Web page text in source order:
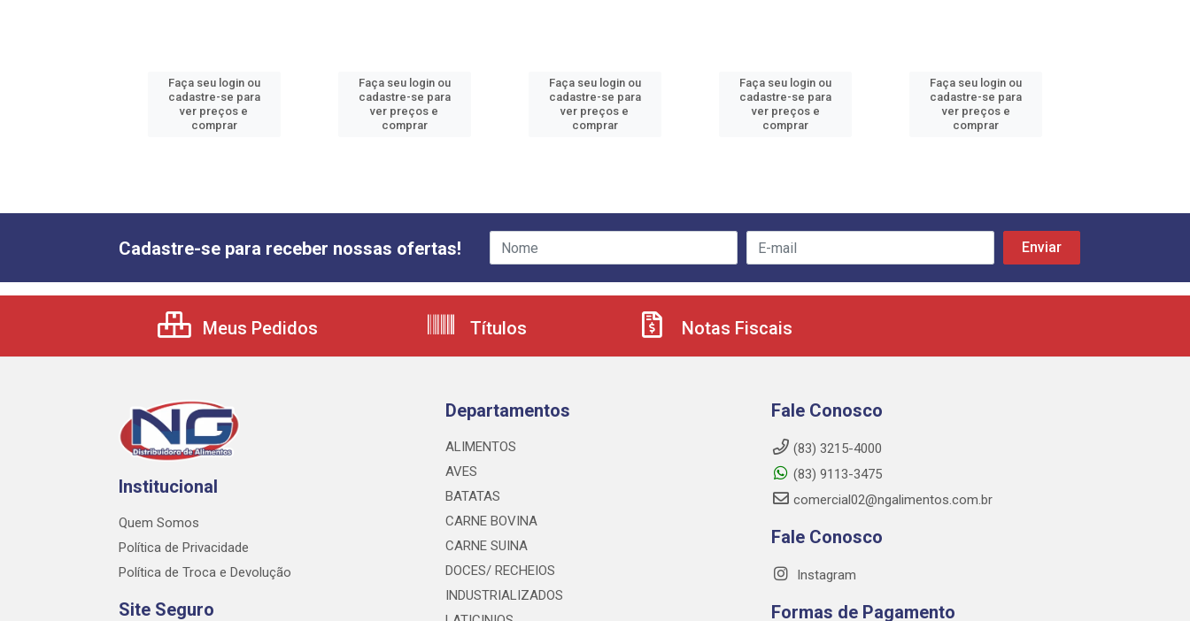
Faça seu login ou
cadastre-se para
ver preços e
comprar
Faça seu login ou
cadastre-se para
ver preços e
comprar
Faça seu login ou
cadastre-se para
ver preços e
comprar
Faça seu login ou
cadastre-se para
ver preços e
comprar
Faça seu login ou
cadastre-se para
ver preços e
comprar
Cadastre-se para receber nossas ofertas!
Meus Pedidos Títulos Notas Fiscais
Institucional
Quem Somos
Política de Privacidade
Política de Troca e Devolução
Site Seguro
Departamentos
ALIMENTOS
AVES
BATATAS
CARNE BOVINA
CARNE SUINA
DOCES/ RECHEIOS
INDUSTRIALIZADOS
Fale Conosco
(83) 3215-4000
(83) 9113-3475
comercial02@ngalimentos.com.br
Fale Conosco
Instagram
Formas de Pagamento